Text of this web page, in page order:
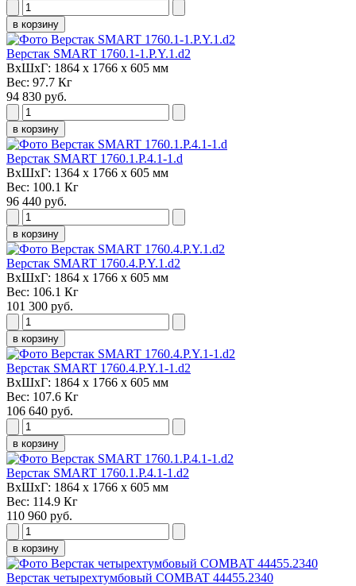
в корзину
Верстак SMART 1760.1-1.P.Y.1.d2
ВxШxГ: 1864 х 1766 х 605 мм
Вес: 97.7 Кг
94 830 руб.
в корзину
Верстак SMART 1760.1.P.4.1-1.d
ВxШxГ: 1364 х 1766 х 605 мм
Вес: 100.1 Кг
96 440 руб.
в корзину
Верстак SMART 1760.4.P.Y.1.d2
ВxШxГ: 1864 х 1766 х 605 мм
Вес: 106.1 Кг
101 300 руб.
в корзину
Верстак SMART 1760.4.P.Y.1-1.d2
ВxШxГ: 1864 х 1766 х 605 мм
Вес: 107.6 Кг
106 640 руб.
в корзину
Верстак SMART 1760.1.P.4.1-1.d2
ВxШxГ: 1864 х 1766 х 605 мм
Вес: 114.9 Кг
110 960 руб.
в корзину
Верстак четырехтумбовый COMBAT 44455.2340